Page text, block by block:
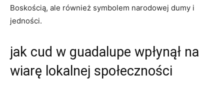
Boskością, ale również symbolem narodowej ⁣dumy i
jedności.
jak cud w guadalupe wpłynął na
wiarę ⁢lokalnej społeczności